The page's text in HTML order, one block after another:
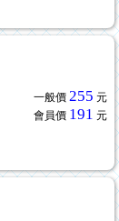
一般價 255 元
會員價 191 元